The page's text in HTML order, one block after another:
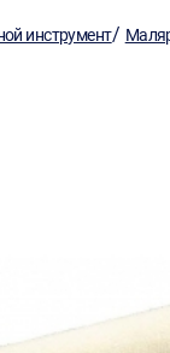
инструмент/